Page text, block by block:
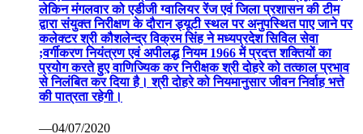
लेकिन मंगलवार को एडीजी ग्वालियर रेंज एवं जिला प्रशासन की टीम
द्वारा संयुक्त निरीक्षण के दौरान ड्यूटी स्थल पर अनुपस्थित पाए जाने पर
कलेक्टर श्री कौशलेन्द्र विक्रम सिंह ने मध्यप्रदेश सिविल सेवा
;वर्गीकरण नियंत्रण एवं अपीलद्ध नियम 1966 में प्रदत्त शक्तियों का
प्रयोग करते हुए वाणिज्यिक कर निरीक्षक श्री दोहरे को तत्काल प्रभाव
से निलंबित कर दिया है। श्री दोहरे को नियमानुसार जीवन निर्वाह भत्ते
की पात्रता रहेगी।
—04/07/2020